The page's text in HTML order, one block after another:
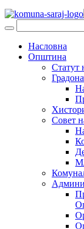
Насловна
Општина
Статут
Совет